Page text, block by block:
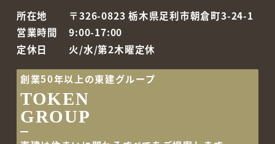
所在地
〒326-0823 栃木県足利市朝倉町3-24-1
営業時間
9:00-17:00
定休日
火/水/第2木曜定休
創業50年以上の東建グループ
TOKEN
GROUP